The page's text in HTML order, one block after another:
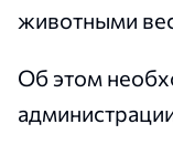
животными
Об этом